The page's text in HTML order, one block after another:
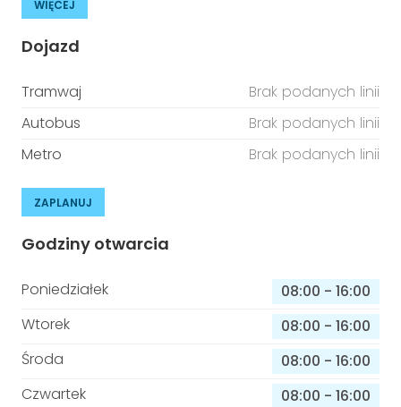
WIĘCEJ
Dojazd
Tramwaj
Brak podanych linii
Autobus
Brak podanych linii
Metro
Brak podanych linii
ZAPLANUJ
Godziny otwarcia
Poniedziałek 08:00 - 16:00
Wtorek
08:00 - 16:00
Środa
08:00 - 16:00
Czwartek
08:00 - 16:00